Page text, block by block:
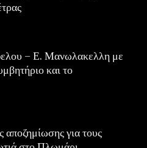
– Ε. Μανωλακελλη με
και το
αποζημίωσης για τους